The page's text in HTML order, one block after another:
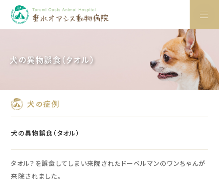
犬の異物誤食（タオル）
犬の症例
犬の異物誤食（タオル）
タオル？を誤食してしまい来院されたドーベルマンのワンちゃんが
来院されました。